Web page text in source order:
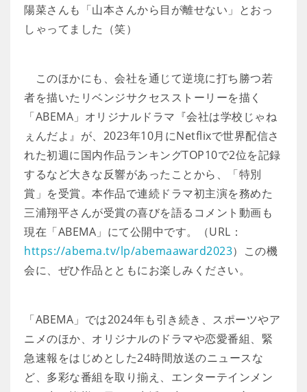
陽菜さんも「山本さんから目が離せない」とおっ
しゃってました（笑）
このほかにも、会社を通じて逆境に打ち勝つ若
者を描いたリベンジサクセスストーリーを描く
「ABEMA」オリジナルドラマ『会社は学校じゃね
ぇんだよ』が、2023年10月にNetflixで世界配信さ
れた初週に国内作品ランキングTOP10で2位を記録
するなど大きな反響があったことから、「特別
賞」を受賞。本作品で連続ドラマ初主演を務めた
三浦翔平さんが受賞の喜びを語るコメント動画も
現在「ABEMA」にて公開中です。（URL：
https://abema.tv/lp/abemaaward2023）この機
会に、ぜひ作品とともにお楽しみください。
「ABEMA」では2024年も引き続き、スポーツやア
ニメのほか、オリジナルのドラマや恋愛番組、緊
急速報をはじめとした24時間放送のニュースな
ど、多彩な番組を取り揃え、エンターテインメン